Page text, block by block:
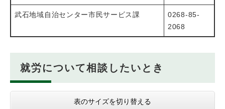
武石地域自治センター市民サービス課
0268-85-
2068
就労について相談したいとき
表のサイズを切り替える